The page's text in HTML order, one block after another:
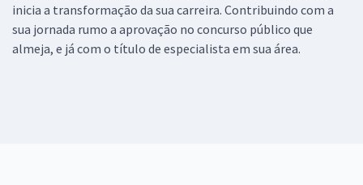
inicia a transformação da sua carreira. Contribuindo com a
sua jornada rumo a aprovação no concurso público que
almeja, e já com o título de especialista em sua área.